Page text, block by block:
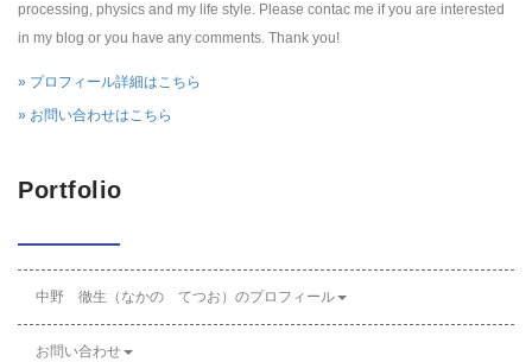
processing, physics and my life style. Please contac me if you are interested
in my blog or you have any comments. Thank you!
» プロフィール詳細はこちら
» お問い合わせはこちら
Portfolio
中野 徹生（なかの てつお）のプロフィール
お問い合わせ